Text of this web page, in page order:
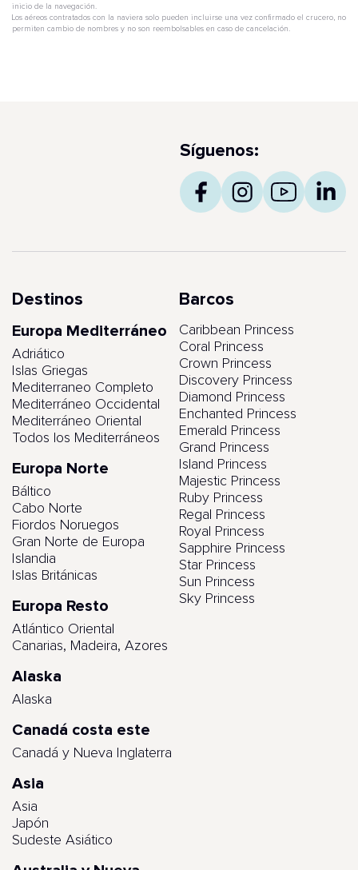
inicio de la navegación.
Los aéreos contratados con la naviera solo pueden incluirse una vez confirmado el crucero, no
permiten cambio de nombres y no son reembolsables en caso de cancelación.
Síguenos:
Destinos
Europa Mediterráneo
Adriático
Islas Griegas
Mediterraneo Completo
Mediterráneo Occidental
Mediterráneo Oriental
Todos los Mediterráneos
Europa Norte
Báltico
Cabo Norte
Fiordos Noruegos
Gran Norte de Europa
Islandia
Islas Británicas
Europa Resto
Atlántico Oriental
Canarias, Madeira, Azores
Alaska
Alaska
Canadá costa este
Canadá y Nueva Inglaterra
Asia
Asia
Japón
Sudeste Asiático
Barcos
Caribbean Princess
Coral Princess
Crown Princess
Discovery Princess
Diamond Princess
Enchanted Princess
Emerald Princess
Grand Princess
Island Princess
Majestic Princess
Ruby Princess
Regal Princess
Royal Princess
Sapphire Princess
Star Princess
Sun Princess
Sky Princess